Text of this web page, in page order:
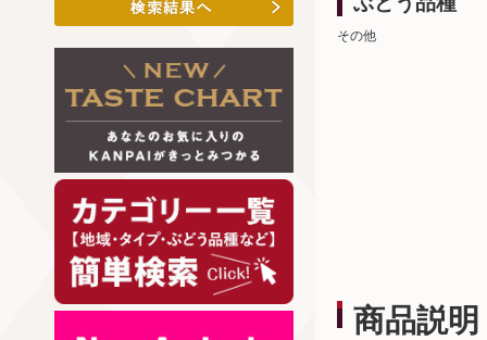
その他
商品説明